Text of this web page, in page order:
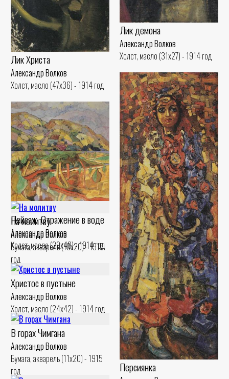
Лик демона
Александр Волков
Холст, масло (31x27) - 1914 год
Лик Христа
Александр Волков
Холст, масло (47x36) - 1914 год
Персиянка
Горный пейзаж
Александр Волков
Холст, масло (45x70) - 1917 год
Пейзаж. Отражение в воде
Александр Волков
Холст, масло (29x48) - 1914 год
На молитву
Александр Волков
Бумага, акварель (10x20) - 1915
год
Христос в пустыне
Александр Волков
Холст, масло (24x42) - 1914 год
В горах Чимгана
Александр Волков
Бумага, акварель (11x20) - 1915
год